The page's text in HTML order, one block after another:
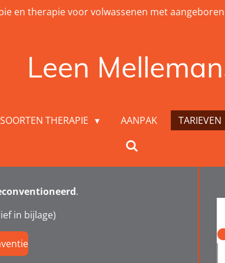
en therapie voor volwassenen met
Leen
SOORTEN THERAPIE AANPAK TARIEVEN
.
in bijlage)